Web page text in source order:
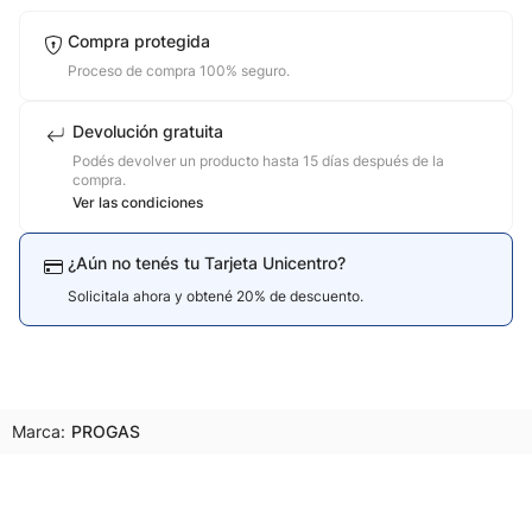
Compra protegida
Proceso de compra 100% seguro.
Devolución gratuita
Podés devolver un producto hasta 15 días después de la
compra.
Ver las condiciones
¿Aún no tenés tu Tarjeta Unicentro?
Solicitala ahora y obtené 20% de descuento.
Marca: PROGAS